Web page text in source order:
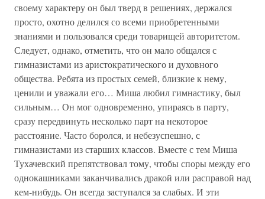
своему характеру он был тверд в решениях, держался
просто, охотно делился со всеми приобретенными
знаниями и пользовался среди товарищей авторитетом.
Следует, однако, отметить, что он мало общался с
гимназистами из аристократического и духовного
общества. Ребята из простых семей, близкие к нему,
ценили и уважали его… Миша любил гимнастику, был
сильным… Он мог одновременно, упираясь в парту,
сразу передвинуть несколько парт на некоторое
расстояние. Часто боролся, и небезуспешно, с
гимназистами из старших классов. Вместе с тем Миша
Тухачевский препятствовал тому, чтобы споры между его
однокашниками заканчивались дракой или расправой над
кем-нибудь. Он всегда заступался за слабых. И эти